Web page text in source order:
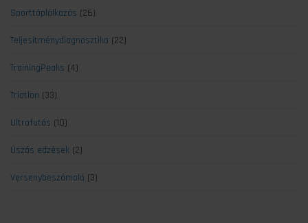
Sporttáplálkozás (26)
Teljesítménydiagnosztika (22)
TrainingPeaks (4)
Triatlon (33)
Ultrafutás (10)
Úszás edzések (2)
Versenybeszámoló (3)